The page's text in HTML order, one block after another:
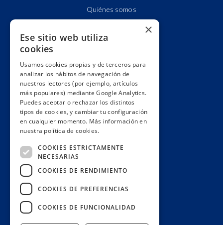
Quiénes somos
Alianzas y redes
Impacto
Premios
Formación
Código ético
Re-publica
Muro de donantes
Únete aquí
×
Ese sitio web utiliza
cookies
Usamos cookies propias y de terceros para
analizar los hábitos de navegación de
nuestros lectores (por ejemplo, artículos
más populares) mediante Google Analytics.
Puedes aceptar o rechazar los distintos
tipos de cookies, y cambiar tu configuración
en cualquier momento. Más información en
nuestra política de cookies.
COOKIES ESTRICTAMENTE
NECESARIAS
COOKIES DE RENDIMIENTO
COOKIES DE PREFERENCIAS
COOKIES DE FUNCIONALIDAD